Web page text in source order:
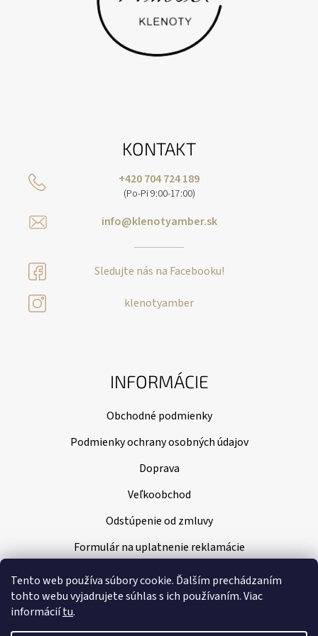
Tento web používa súbory cookie. Ďalším prechádzaním
tohto webu vyjadrujete súhlas s ich používaním. Viac
informáciítu.
KONTAKT
+420 704 724 189
(Po-Pi 9:00-17:00)
info@klenotyamber.sk
Sledujte nás na Facebooku!
klenotyamber
INFORMÁCIE
Obchodné podmienky
Podmienky ochrany osobných údajov
Doprava
Veľkoobchod
Odstúpenie od zmluvy
Formulár na uplatnenie reklamácie